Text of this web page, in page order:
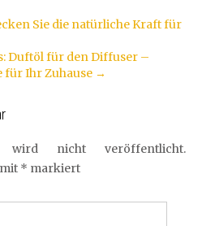
Sie die natürliche Kraft für
Duftöl für den Diffuser –
für Ihr Zuhause →
wird nicht veröffentlicht.
* markiert